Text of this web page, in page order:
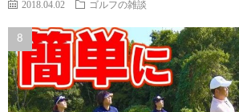
2018.04.02 ゴルフの雑談